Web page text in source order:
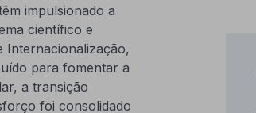
impulsionado a
científico e
Internacionalização,
para fomentar a
a transição
foi consolidado